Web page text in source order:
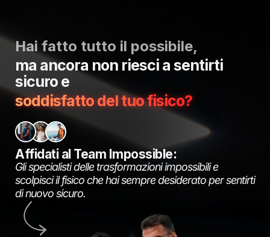
Hai fatto tutto il possibile,
ma ancora non riesci a sentirti
sicuro e
soddisfatto del tuo fisico?
Affidati al Team Impossible:
Gli specialisti delle trasformazioni impossibili e
scolpisci il fisico che hai sempre desiderato per sentirti
di nuovo sicuro.